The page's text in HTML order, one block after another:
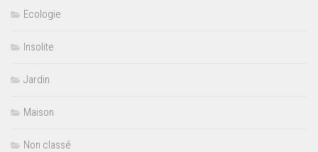
Ecologie
Insolite
Jardin
Maison
Non classé